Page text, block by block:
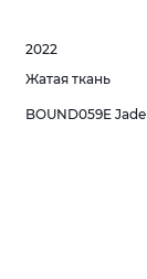
2022
Жатая ткань
BOUND059E Jade